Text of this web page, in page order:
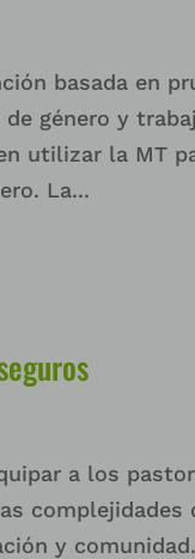
basada en
género y
utilizar la MT
La...
a los
y